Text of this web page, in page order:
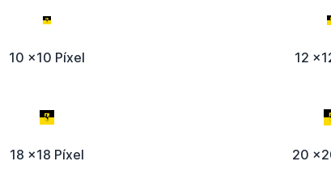
10 x10 Píxel 12
18 x18 Píxel 20